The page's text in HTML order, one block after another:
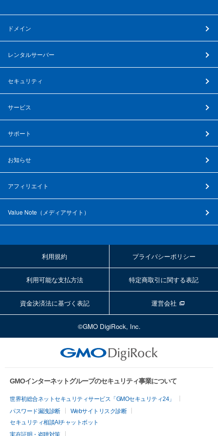
ドメイン
レンタルサーバー
セキュリティ
サービス
サポート
お知らせ
アフィリエイト
Value Note（ メディアサイト ）
利用規約 プライバシーポリシー
利用可能な支払方法 特定商取引に関する表記
資金決済法に基づく表記 運営会社
©GMO DigiRock, Inc.
GMOインターネットグループのセキュリティ事業について
世界初総合ネットセキュリティサービス「GMOセキュリティ24」
パスワード漏洩診断
Webサイトリスク診断
セキュリティ相談AIチャットボット
実在証明・盗聴対策